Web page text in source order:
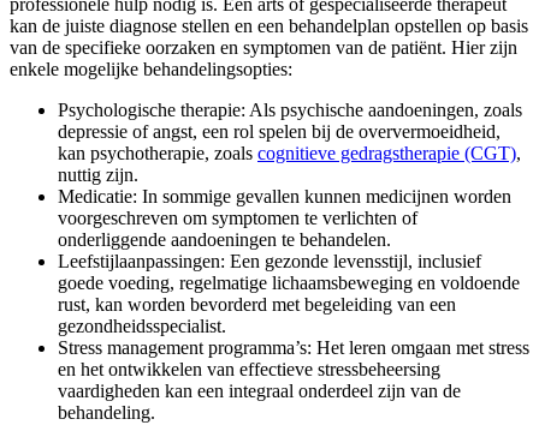
professionele hulp nodig is. Een arts of gespecialiseerde therapeut
kan de juiste diagnose stellen en een behandelplan opstellen op basis
van de specifieke oorzaken en symptomen van de patiënt. Hier zijn
enkele mogelijke behandelingsopties:
Psychologische therapie: Als psychische aandoeningen, zoals
depressie of angst, een rol spelen bij de oververmoeidheid,
kan psychotherapie, zoals cognitieve gedragstherapie (CGT),
nuttig zijn.
Medicatie: In sommige gevallen kunnen medicijnen worden
voorgeschreven om symptomen te verlichten of
onderliggende aandoeningen te behandelen.
Leefstijlaanpassingen: Een gezonde levensstijl, inclusief
goede voeding, regelmatige lichaamsbeweging en voldoende
rust, kan worden bevorderd met begeleiding van een
gezondheidsspecialist.
Stress management programma’s: Het leren omgaan met stress
en het ontwikkelen van effectieve stressbeheersing
vaardigheden kan een integraal onderdeel zijn van de
behandeling.